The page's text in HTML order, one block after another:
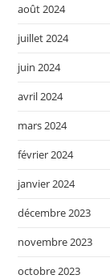
août 2024
juillet 2024
juin 2024
avril 2024
mars 2024
février 2024
janvier 2024
décembre 2023
novembre 2023
octobre 2023